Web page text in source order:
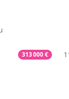
313 000€